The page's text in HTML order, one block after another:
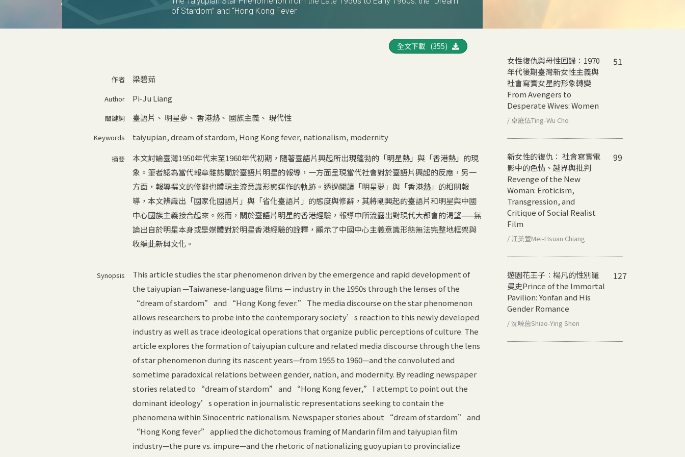
of Stardom” and “Hong Kong Fever
作者 梁碧茹
Author Pi-Ju Liang
關鍵詞 臺語片 、 明星夢 、 香港熱、 國族主義、 現代性
Keywords taiyupian,dream of stardom, Hong Kong fever, nationalism, modernity
摘要
本文討論臺灣1950年代末至1960年代初期，隨著臺語片興起所出現蓬勃的「明星熱」與「香港熱」的現
象。筆者認為當代報章雜誌關於臺語片明星的報導，一方面呈現當代社會對於臺語片興起的反應，另一
方面，報導撰文的修辭也體現主流意識形態運作的軌跡。透過閱讀「明星夢」與「香港熱」的相關報
導，本文辨識出「國家化國語片」與「省化臺語片」的態度與修辭，其將剛興起的臺語片和明星與中國
中心國族主義接合起來。然而，關於臺語片明星的香港經驗，報導中所流露出對現代大都會的渴望——無
論出自於明星本身或是媒體對於明星香港經驗的詮釋，顯示了中國中心主義意識形態無法完整地框架與
收編此新興文化。
Synopsis
This article studies the star phenomenon driven by the emergence and rapid development of
the taiyupian —Taiwanese-language films — industry in the 1950s through the lenses of the
“dream of stardom” and “Hong Kong fever.” The media discourse on the star phenomenon
allows researchers to probe into the contemporary society’s reaction to this newly developed
industry as well as trace ideological operations that organize public perceptions of culture. The
article explores the formation of taiyupian culture and related media discourse through the lens
of star phenomenon during its nascent years—from 1955 to 1960—and the convoluted and
sometime paradoxical relations between gender, nation, and modernity. By reading newspaper
stories related to “dream of stardom” and “Hong Kong fever,” I attempt to point out the
dominant ideology’s operation in journalistic representations seeking to contain the
phenomena within Sinocentric nationalism. Newspaper stories about “dream of stardom” and
“Hong Kong fever” applied the dichotomous framing of Mandarin film and taiyupian film
industry—the pure vs. impure—and the rhetoric of nationalizing guoyupian to provincialize
女性復仇與母性回歸：1970
年代後期臺灣新女性主義與
社會寫實女星的形象轉變
From Avengers to
Desperate Wives: Women
/ 卓庭伍Ting-Wu Cho
51
新女性的復仇： 社會寫實電
影中的色情、越界與批判
Revenge of the New
Woman: Eroticism,
Transgression, and
Critique of Social Realist
Film
/ 江美萱Mei-Hsuan Chiang
99
遊園花王子︰楊凡的性別羅
曼史Prince of the Immortal
Pavilion: Yonfan and His
Gender Romance
/ 沈曉茵Shiao-Ying Shen
127